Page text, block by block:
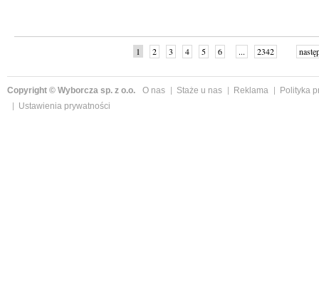
1 2 3 4 5 6 ... 2342
Copyright © Wyborcza sp. z o.o. O nas Staże u nas Reklama
Polityka
Ustawienia prywatności